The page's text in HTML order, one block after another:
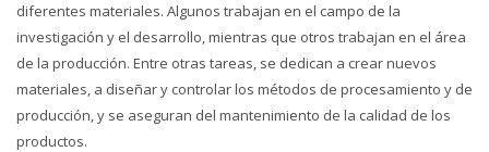
diferentes materiales. Algunos trabajan en el campo de la
investigación y el desarrollo, mientras que otros trabajan en el área
de la producción. Entre otras tareas, se dedican a crear nuevos
materiales, a diseñar y controlar los métodos de procesamiento y de
producción, y se aseguran del mantenimiento de la calidad de los
productos.